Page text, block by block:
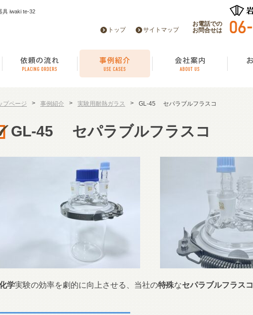
具 iwaki te-32
お電話での
お問合せは
トップ サイトマップ
プページ > 事例紹介 > 実験用耐熱ガラス > GL-45 セパラブルフラスコ
GL-45 セパラブルフラスコ
学実験の効率を劇的に向上させる、当社の特殊なセパラブルフラスコ